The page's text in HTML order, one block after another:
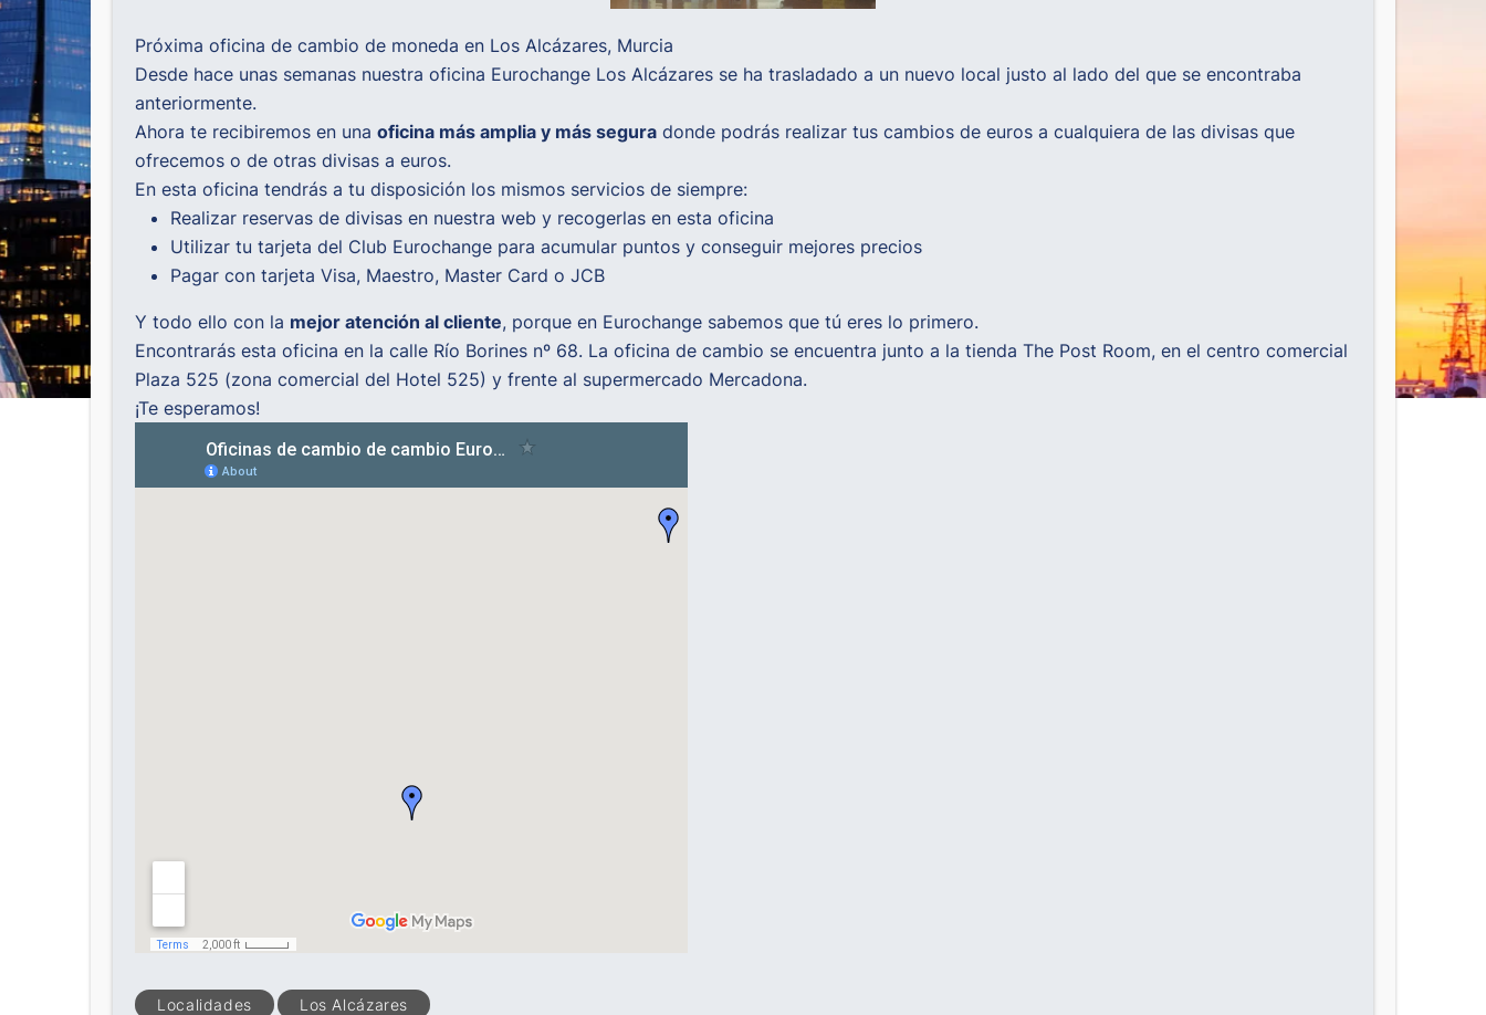
Próxima oficina de cambio de moneda en Los Alcázares, Murcia
Desde hace unas semanas nuestra oficina Eurochange Los Alcázares se ha trasladado a un nuevo local justo al lado del que se encontraba
anteriormente.
Ahora te recibiremos en una oficina más amplia y más segura donde podrás realizar tus cambios de euros a cualquiera de las divisas que
ofrecemos o de otras divisas a euros.
En esta oficina tendrás a tu disposición los mismos servicios de siempre:
Realizar reservas de divisas en nuestra web y recogerlas en esta oficina
Utilizar tu tarjeta del Club Eurochange para acumular puntos y conseguir mejores precios
Pagar con tarjeta Visa, Maestro, Master Card o JCB
Y todo ello con la mejor atención al cliente, porque en Eurochange sabemos que tú eres lo primero.
Encontrarás esta oficina en la calle Río Borines nº 68. La oficina de cambio se encuentra junto a la tienda The Post Room, en el centro comercial
Plaza 525 (zona comercial del Hotel 525) y frente al supermercado Mercadona.
¡Te esperamos!
Localidades Los Alcázares